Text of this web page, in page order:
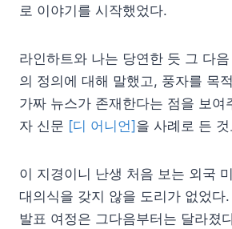
로 이야기를 시작했었다.
라인하트와 나는 당연한 듯 그 다
의 정의에 대해 말했고, 풍자를 목
가짜 뉴스가 존재한다는 점을 보여
자 신문 [디 어니언] 을 사례로 든
이 지경이니 난생 처음 보는 외국
대의식을 갖지 않을 도리가 없었다
발표 여정은 그다음부터는 달라졌